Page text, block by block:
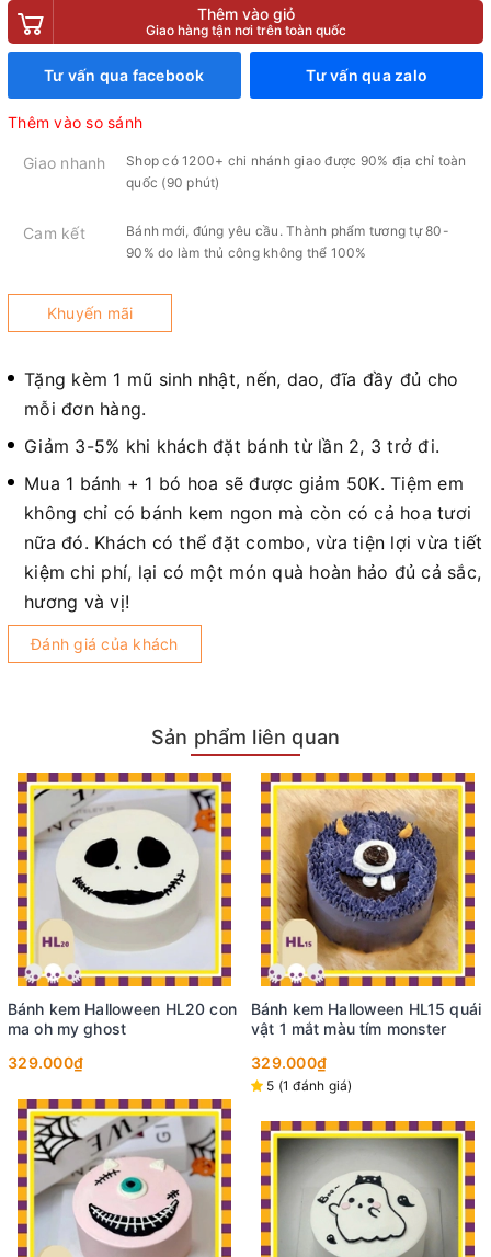
Thêm vào giỏ
Giao hàng tận nơi trên toàn quốc
Tư vấn qua facebook Tư vấn qua zalo
Thêm vào so sánh
Giao nhanh
Shop có 1200+ chi nhánh giao được 90% địa chỉ toàn
quốc (90 phút)
Cam kết
Bánh mới, đúng yêu cầu. Thành phẩm tương tự 80-
90% do làm thủ công không thể 100%
Khuyến mãi
Tặng kèm 1 mũ sinh nhật, nến, dao, đĩa đầy đủ cho
mỗi đơn hàng.
Giảm 3-5% khi khách đặt bánh từ lần 2, 3 trở đi.
Mua 1 bánh + 1 bó hoa sẽ được giảm 50K. Tiệm em
không chỉ có bánh kem ngon mà còn có cả hoa tươi
nữa đó. Khách có thể đặt combo, vừa tiện lợi vừa tiết
kiệm chi phí, lại có một món quà hoàn hảo đủ cả sắc,
hương và vị!
Đánh giá của khách
Sản phẩm liên quan
Bánh kem Halloween HL20 con
ma oh my ghost
329.000₫
Bánh kem Halloween HL15 quái
vật 1 mắt màu tím monster
329.000₫
5 (1 đánh giá)